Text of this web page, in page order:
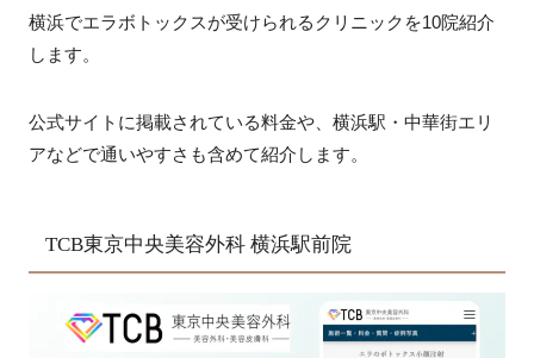
横浜でエラボトックスが受けられるクリニックを10院紹介
します。
公式サイトに掲載されている料金や、横浜駅・中華街エリ
アなどで通いやすさも含めて紹介します。
TCB東京中央美容外科 横浜駅前院